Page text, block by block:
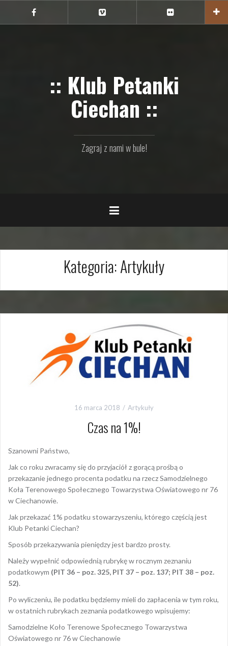
treści
Ciechan
na
na
na
:: Klub Petanki
Ciechan ::
Zagraj z nami w bule!
Kategoria:Artykuły
16 marca 2018 Artykuły
Czas na 1%!
Szanowni Państwo,
Jak co roku zwracamy się do przyjaciół z gorącą prośbą o
przekazanie jednego procenta podatku na rzecz Samodzielnego
Koła Terenowego Społecznego Towarzystwa Oświatowego nr 76
w Ciechanowie.
Jak przekazać 1% podatku stowarzyszeniu, którego częścią jest
Klub Petanki Ciechan?
Sposób przekazywania pieniędzy jest bardzo prosty.
Należy wypełnić odpowiednią rubrykę w rocznym zeznaniu
podatkowym (PIT 36 – poz. 325, PIT 37 – poz. 137; PIT 38 – poz.
52).
Po wyliczeniu, ile podatku będziemy mieli do zapłacenia w tym roku,
w ostatnich rubrykach zeznania podatkowego wpisujemy:
Samodzielne Koło Terenowe Społecznego Towarzystwa
Oświatowego nr 76 w Ciechanowie